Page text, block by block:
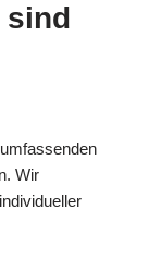
sind
Wir